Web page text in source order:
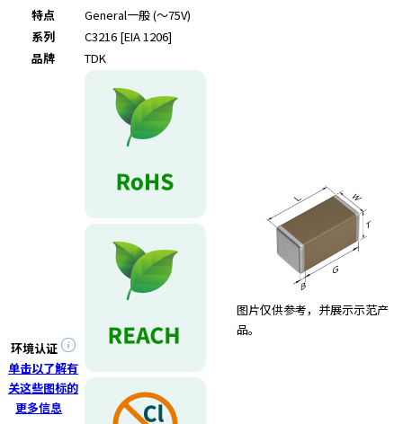
特点
General一般 (～75V)
系列
C3216 [EIA 1206]
品牌
TDK
环境认证
单击以了解有
关这些图标的
更多信息
图片仅供参考，并展示示范产
品。